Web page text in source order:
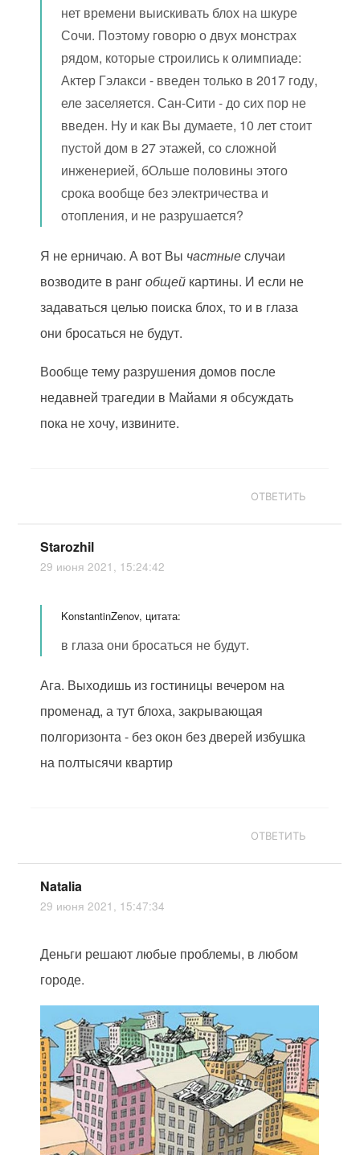
нет времени выискивать блох на шкуре
Сочи. Поэтому говорю о двух монстрах
рядом, которые строились к олимпиаде:
Актер Гэлакси - введен только в 2017 году,
еле заселяется. Сан-Сити - до сих пор не
введен. Ну и как Вы думаете, 10 лет стоит
пустой дом в 27 этажей, со сложной
инженерией, бОльше половины этого
срока вообще без электричества и
отопления, и не разрушается?
Я не ерничаю. А вот Вы частныеслучаи
возводите в рангобщей картины. И если не
задаваться целью поиска блох, то и в глаза
они бросаться не будут.
Вообще тему разрушения домов после
недавней трагедии в Майами я обсуждать
пока не хочу, извините.
ОТВЕТИТЬ
Starozhil
29 июня 2021, 15:24:42
KonstantinZenov, цитата:
в глаза они бросаться не будут.
Ага. Выходишь из гостиницы вечером на
променад, а тут блоха, закрывающая
полгоризонта - без окон без дверей избушка
на полтысячи квартир
ОТВЕТИТЬ
Natalia
29 июня 2021, 15:47:34
Деньги решают любые проблемы, в любом
городе.